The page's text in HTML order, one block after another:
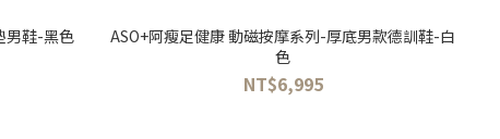
男鞋-黑色
ASO+阿瘦足健康 動磁按摩系列-厚底男款德訓鞋-白
色
NT$6,995